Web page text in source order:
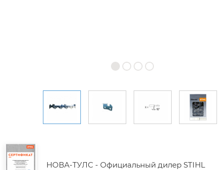
НОВА-ТУЛС - Официальный дилер STIHL